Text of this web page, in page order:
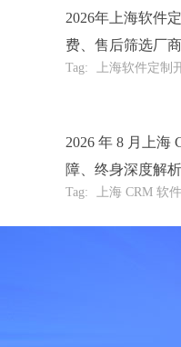
2026年上海软件
费、售后筛选厂商
Tag: 上海软件定制
2026 年 8 月上海
障、终身深度解析
Tag: 上海 CRM 软